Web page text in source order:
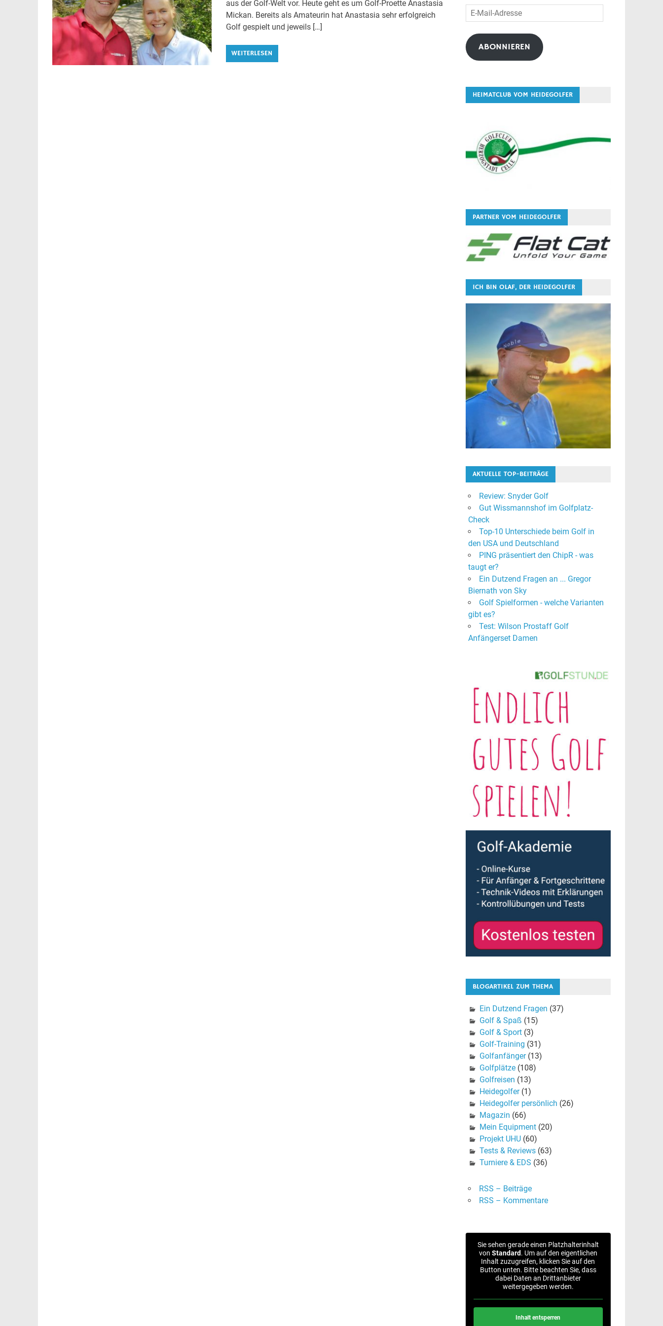
aus der Golf-Welt vor. Heute geht es um Golf-Proette Anastasia
Mickan. Bereits als Amateurin hat Anastasia sehr erfolgreich
Golf gespielt und jeweils […]
WEITERLESEN
E-
Mail-
Adresse
ABONNIEREN
HEIMATCLUB VOM HEIDEGOLFER
PARTNER VOM HEIDEGOLFER
ICH BIN OLAF, DER HEIDEGOLFER
AKTUELLE TOP-BEITRÄGE
Review: Snyder Golf
Gut Wissmannshof im Golfplatz-
Check
Top-10 Unterschiede beim Golf in
den USA und Deutschland
PING präsentiert den ChipR - was
taugt er?
Ein Dutzend Fragen an ... Gregor
Biernath von Sky
Golf Spielformen - welche Varianten
gibt es?
Test: Wilson Prostaff Golf
Anfängerset Damen
BLOGARTIKEL ZUM THEMA
Ein Dutzend Fragen (37)
Golf & Spaß (15)
Golf & Sport(3)
Golf-Training (31)
Golfanfänger(13)
Golfplätze(108)
Golfreisen (13)
Heidegolfer(1)
Heidegolfer persönlich (26)
Magazin (66)
Mein Equipment(20)
Projekt UHU(60)
Tests & Reviews(63)
Turniere & EDS (36)
RSS – Beiträge
RSS – Kommentare
Sie sehen gerade einen Platzhalterinhalt
von Standard. Um auf den eigentlichen
Inhalt zuzugreifen, klicken Sie auf den
Button unten. Bitte beachten Sie, dass
dabei Daten an Drittanbieter
weitergegeben werden.
Inhalt entsperren